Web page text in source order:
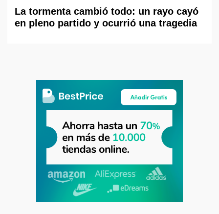
La tormenta cambió todo: un rayo cayó
en pleno partido y ocurrió una tragedia